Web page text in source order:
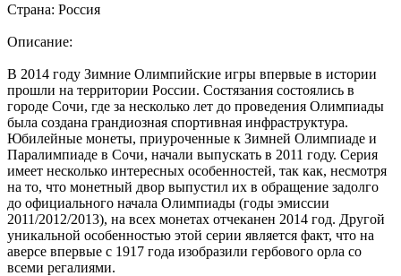
Страна: Россия
Описание:
В 2014 году Зимние Олимпийские игры впервые в истории
прошли на территории России. Состязания состоялись в
городе Сочи, где за несколько лет до проведения Олимпиады
была создана грандиозная спортивная инфраструктура.
Юбилейные монеты, приуроченные к Зимней Олимпиаде и
Паралимпиаде в Сочи, начали выпускать в 2011 году. Серия
имеет несколько интересных особенностей, так как, несмотря
на то, что монетный двор выпустил их в обращение задолго
до официального начала Олимпиады (годы эмиссии
2011/2012/2013), на всех монетах отчеканен 2014 год. Другой
уникальной особенностью этой серии является факт, что на
аверсе впервые с 1917 года изобразили гербового орла со
всеми регалиями.